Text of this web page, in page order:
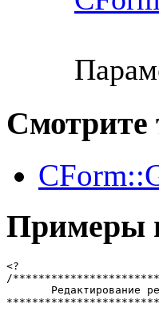
Смотрите
Примеры
<?
/
Редактирование